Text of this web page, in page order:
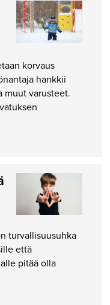
korvaus
hankkii
muut varusteet.
turvallisuusuhka
että
pitää olla